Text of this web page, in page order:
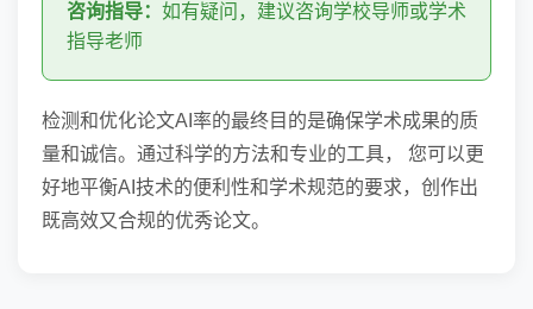
咨询指导： 如有疑问，建议咨询学校导师或学术
指导老师
检测和优化论文AI率的最终目的是确保学术成果的质
量和诚信。通过科学的方法和专业的工具， 您可以更
好地平衡AI技术的便利性和学术规范的要求，创作出
既高效又合规的优秀论文。